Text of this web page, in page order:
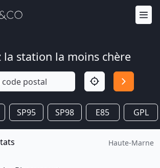
la station la moins chère
SP95 SP98 E85 GPL
Haute-Marne